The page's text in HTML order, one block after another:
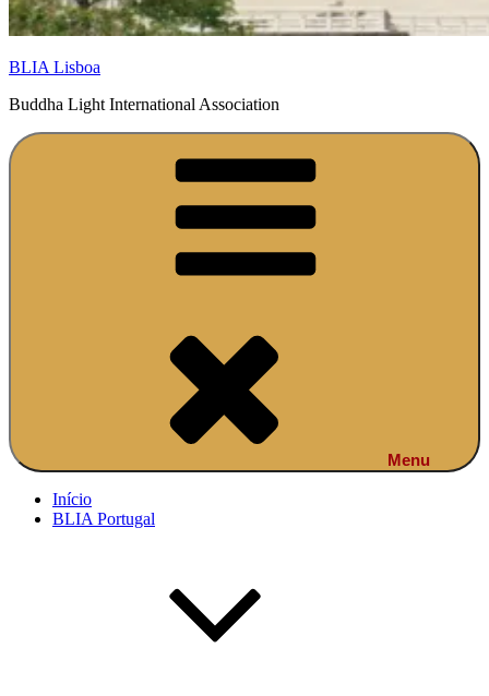
BLIA Lisboa
Buddha Light International Association
Menu
Início
BLIA Portugal